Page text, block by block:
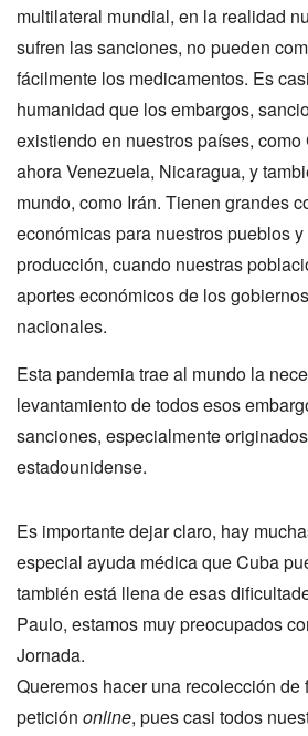
multilateral mundial, en la realidad
sufren las sanciones, no pueden
fácilmente los medicamentos. Es
humanidad que los embargos,
existiendo en nuestros países,
ahora Venezuela, Nicaragua, y
mundo, como Irán. Tienen grandes
económicas para nuestros pueblos
producción, cuando nuestras
aportes económicos de los
nacionales.
Esta pandemia trae al mundo la
levantamiento de todos esos
sanciones, especialmente
estadounidense.
Es importante dejar claro, hay
especial ayuda médica que Cuba
también está llena de esas
Paulo, estamos muy preocupados
Jornada.
Queremos hacer una recolección de
petición online, pues casi todos